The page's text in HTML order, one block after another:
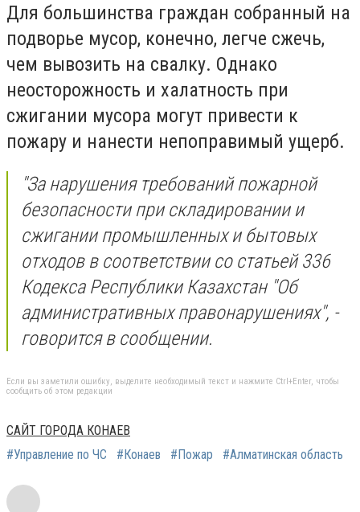
Для большинства граждан собранный на
подворье мусор, конечно, легче сжечь,
чем вывозить на свалку. Однако
неосторожность и халатность при
сжигании мусора могут привести к
пожару и нанести непоправимый ущерб.
"За нарушения требований пожарной
безопасности при складировании и
сжигании промышленных и бытовых
отходов в соответствии со статьей 336
Кодекса Республики Казахстан "Об
административных правонарушениях", -
говорится в сообщении.
Если вы заметили ошибку, выделите необходимый текст и нажмите Ctrl+Enter, чтобы
сообщить об этом редакции
САЙТ ГОРОДА КОНАЕВ
#Управление по ЧС
#Конаев #Пожар #Алматинская область